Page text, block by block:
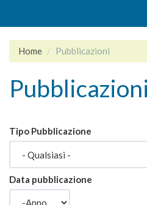
Home Pubblicazioni
Pubblicazioni
Tipo Pubblicazione
Data pubblicazione